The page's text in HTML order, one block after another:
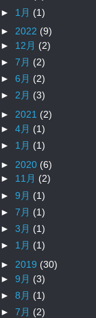
► 1月 (1)
► 2022 (9)
► 12月 (2)
► 7月 (2)
► 6月 (2)
► 2月 (3)
► 2021 (2)
► 4月 (1)
► 1月 (1)
► 2020 (6)
► 11月 (2)
► 9月 (1)
► 7月 (1)
► 3月 (1)
► 1月 (1)
► 2019 (30)
► 9月 (3)
► 8月 (1)
► 7月 (2)